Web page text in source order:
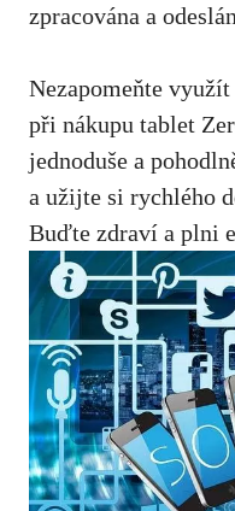
zpracována a
Nezapomeňte
při nákupu tablet
jednoduše a
a užijte si rychlého
Buďte zdraví a plni